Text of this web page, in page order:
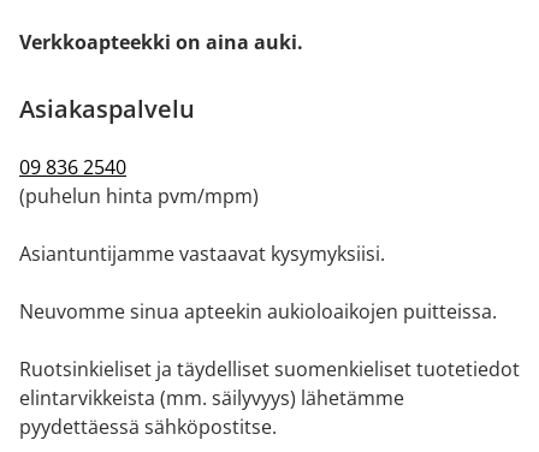
Verkkoapteekki on aina auki.
Asiakaspalvelu
09 836 2540
(puhelun hinta pvm/mpm)
Asiantuntijamme vastaavat kysymyksiisi.
Neuvomme sinua apteekin aukioloaikojen puitteissa.
Ruotsinkieliset ja täydelliset suomenkieliset tuotetiedot
elintarvikkeista (mm. säilyvyys) lähetämme
pyydettäessä sähköpostitse.